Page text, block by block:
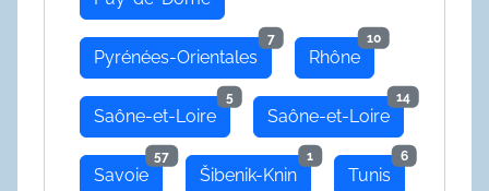
Pyrénées-Orientales
7
Rhône
10
Saône-et-Loire
5
Saône-et-Loire
14
Savoie
57
Šibenik-Knin
1
Tunis
6